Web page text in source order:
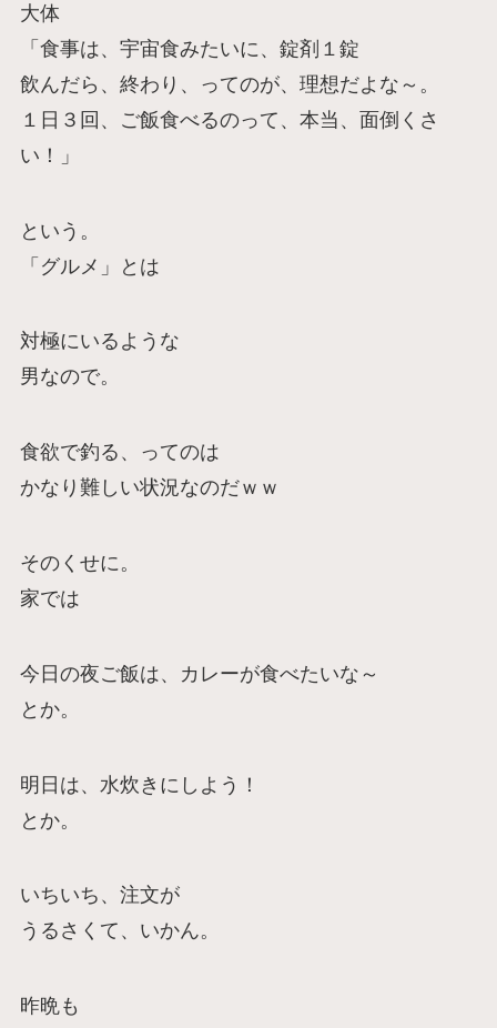
大体
「食事は、宇宙食みたいに、錠剤１錠
飲んだら、終わり、ってのが、理想だよな～。
１日３回、ご飯食べるのって、本当、面倒くさ
い！」
という。
「グルメ」とは
対極にいるような
男なので。
食欲で釣る、ってのは
かなり難しい状況なのだｗｗ
そのくせに。
家では
今日の夜ご飯は、カレーが食べたいな～
とか。
明日は、水炊きにしよう！
とか。
いちいち、注文が
うるさくて、いかん。
昨晩も